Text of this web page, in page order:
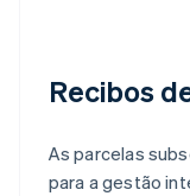
Recibos
As parcelas
para a gestão